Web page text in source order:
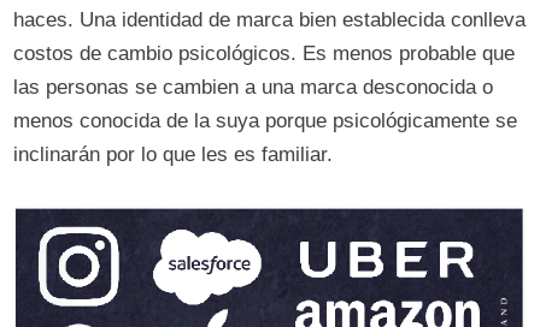
haces. Una identidad de marca bien establecida conlleva
costos de cambio psicológicos. Es menos probable que
las personas se cambien a una marca desconocida o
menos conocida de la suya porque psicológicamente se
inclinarán por lo que les es familiar.